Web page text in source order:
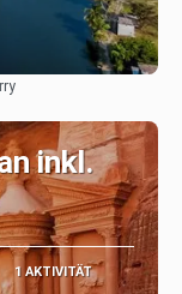
inkl.
1 AKTIVITÄT